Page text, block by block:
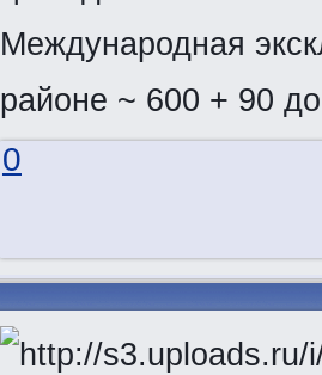
Международная
районе ~ 600 + 90
0